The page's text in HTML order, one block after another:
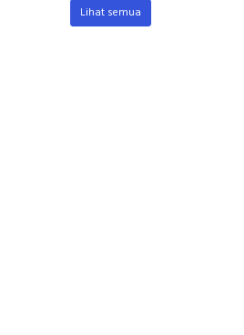
Lihat semua